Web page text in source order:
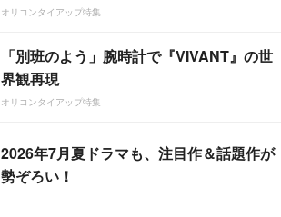
オリコンタイアップ特集
「別班のよう」腕時計で『VIVANT』の世
界観再現
オリコンタイアップ特集
2026年7月夏ドラマも、注目作＆話題作が
勢ぞろい！